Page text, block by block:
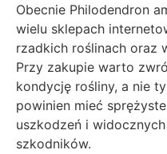
Obecnie Philodendron
wielu sklepach
rzadkich roślinach oraz
Przy zakupie warto
kondycję rośliny, a nie
powinien mieć
uszkodzeń i
szkodników.